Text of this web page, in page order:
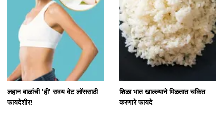
लहान बाळांची 'ही' सवय वेट लॉससाठी
फायदेशीर!
शिळा भात खाल्ल्याने मिळतात चकित
करणारे फायदे